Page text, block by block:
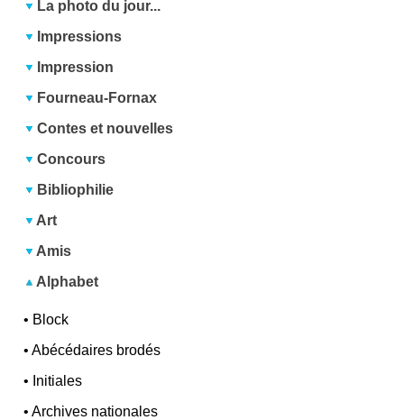
La photo du jour...
Impressions
Impression
Fourneau-Fornax
Contes et nouvelles
Concours
Bibliophilie
Art
Amis
Alphabet
• Block
•Abécédaires brodés
• Initiales
•Archives nationales